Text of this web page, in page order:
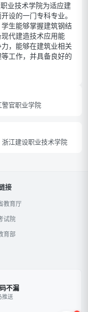
业技术学院为适应建
设的一门专科专业。
生能够掌握建筑钢结
代建造技术应用能
，能够在建筑业相关
工作，并具备良好的
官职业学院
江建设职业技术学院
接
教育厅
试院
育部
不漏
送